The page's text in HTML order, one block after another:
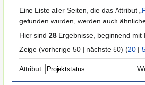
Eine Liste aller Seiten, die das Attribut „
gefunden wurden, werden auch
Hier sind 28 Ergebnisse, beginnend
Zeige (vorherige 50 | nächste 50) (20 |
Attribut: